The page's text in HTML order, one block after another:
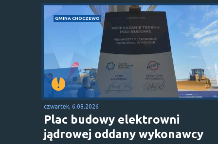
GMINA CHOCZEWO
czwartek, 6.08.2026
Plac budowy elektrowni
jądrowej oddany wykonawcy